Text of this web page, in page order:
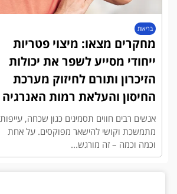
בריאות
מחקרים מצאו: מיצוי פטריות
ייחודי מסייע לשפר את יכולות
הזיכרון ותורם לחיזוק מערכת
החיסון והעלאת רמות האנרגיה
אנשים רבים חווים תסמינים כגון שכחה, עייפות
מתמשכת וקושי להישאר מפוקסים. על אחת
וכמה וכמה – זה מורגש...